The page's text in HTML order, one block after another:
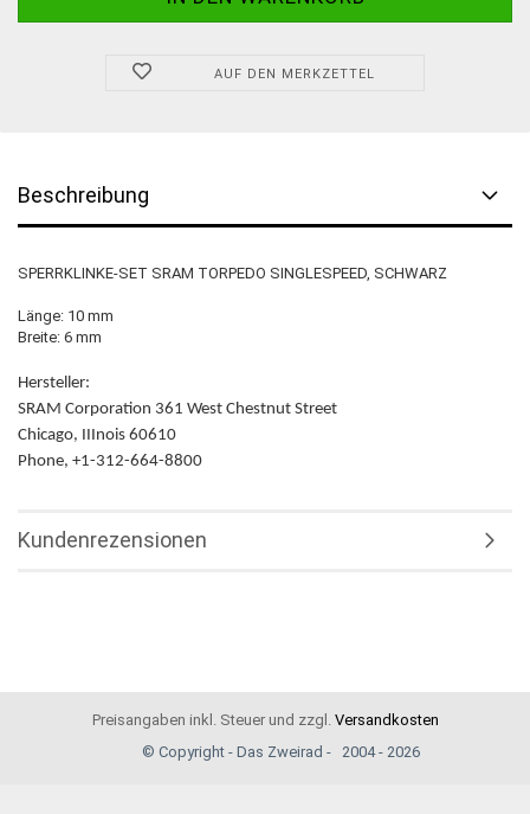
AUF DEN MERKZETTEL
Beschreibung
SPERRKLINKE-SET SRAM TORPEDO SINGLESPEED, SCHWARZ
Länge: 10 mm
Breite: 6 mm
Hersteller:
SRAM Corporation 361 West Chestnut Street
Chicago, IIInois 60610
Phone, +1-312-664-8800
Kundenrezensionen
Preisangaben inkl. Steuer und zzgl. Versandkosten
© Copyright - Das Zweirad - 2004 - 2026